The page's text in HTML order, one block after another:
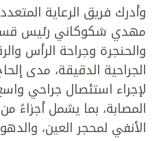
وأدرك فريق الرعاية
مهدي شكوكاني رئيس قسم
والحنجرة وجراحة الرأس
الجراحية الدقيقة، مدى
لإجراء استئصال جراحي
المصابة، بما يشمل أجزاءً من
الأنفي لمحجر العين،